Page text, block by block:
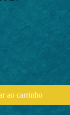
ao carrinho